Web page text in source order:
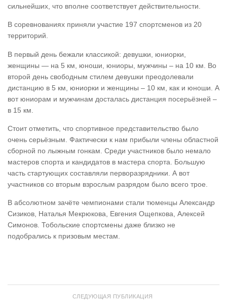
сильнейших, что вполне соответствует действительности.
В соревнованиях приняли участие 197 спортсменов из 20
территорий.
В первый день бежали классикой: девушки, юниорки,
женщины — на 5 км, юноши, юниоры, мужчины – на 10 км. Во
второй день свободным стилем девушки преодолевали
дистанцию в 5 км, юниорки и женщины – 10 км, как и юноши. А
вот юниорам и мужчинам досталась дистанция посерьёзней –
в 15 км.
Стоит отметить, что спортивное представительство было
очень серьёзным. Фактически к нам прибыли члены областной
сборной по лыжным гонкам. Среди участников было немало
мастеров спорта и кандидатов в мастера спорта. Большую
часть стартующих составляли перворазрядники. А вот
участников со вторым взрослым разрядом было всего трое.
В абсолютном зачёте чемпионами стали тюменцы Александр
Сизиков, Наталья Мекрюкова, Евгения Ощепкова, Алексей
Симонов. Тобольские спортсмены даже близко не
подобрались к призовым местам.
СЛЕДУЮЩАЯ ПУБЛИКАЦИЯ